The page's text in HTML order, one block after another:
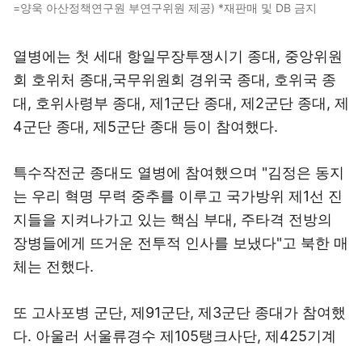
=양욱 아산정책연구원 부연구위원 제공) *재판매 및 DB 금지
열병에는 첫 세대 항일무장투쟁시기 종대, 중앙위원
회 호위처 종대,국무위원회 경위국 종대, 호위국 종
대, 호위사령부 종대, 제1군단 종대, 제2군단 종대, 제
4군단 종대, 제5군단 종대 등이 참여했다.
특수작전군 종대도 열병에 참여했으며 "김정은 동지
는 우리 혁명 무력 중추를 이루고 국가방위 제1선 진
지들을 지켜나가고 있는 핵심 부대, 주타격 전방의
장병들에게 뜨거운 전투적 인사를 보냈다"고 북한 매
체는 전했다.
또 고사포병 군단, 제91군단, 제3군단 종대가 참여했
다. 아울러 서울류경수 제105탱크사단, 제425기계